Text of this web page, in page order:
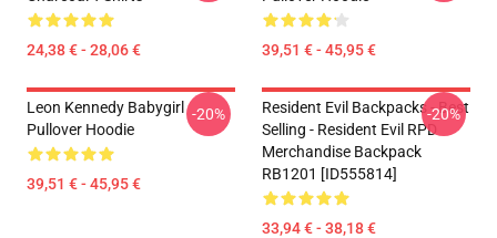
24,38 € - 28,06 € 39,51 € - 45,95 €
Leon Kennedy Babygirl
Pullover Hoodie
39,51 € - 45,95 €
-20%
Resident Evil Backpacks - Best
Selling - Resident Evil RPD
Merchandise Backpack
RB1201 [ID555814]
33,94 € - 38,18 €
-20%